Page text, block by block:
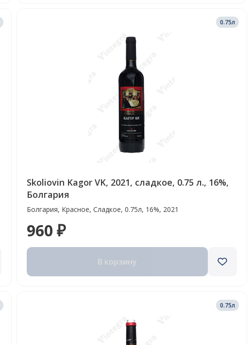
0.75л
Skoliovin Kagor VK, 2021, сладкое, 0.75 л., 16%,
Болгария
Болгария, Красное, Сладкое, 0.75л, 16%, 2021
960 ₽
В корзину
0.75л